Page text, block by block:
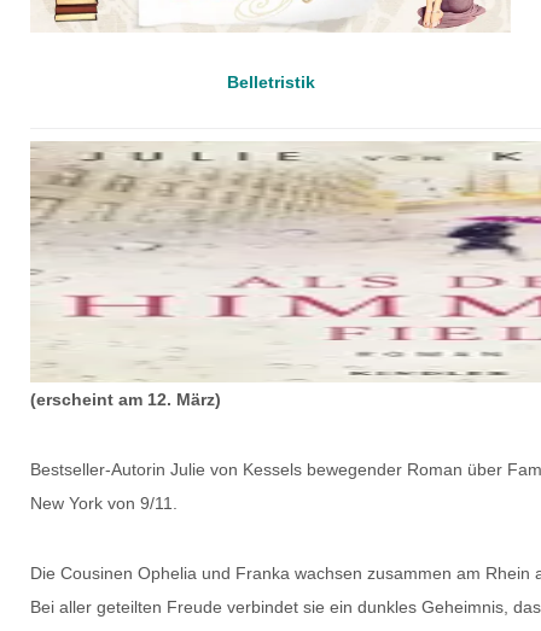
Belletristik
(erscheint am 12. März)
Bestseller-Autorin Julie von Kessels bewegender Roman über
New York von 9/11.
Die Cousinen Ophelia und Franka wachsen zusammen am
Bei aller geteilten Freude verbindet sie ein dunkles Geheimnis,